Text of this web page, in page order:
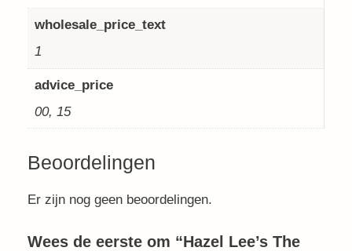
wholesale_price_text
1
advice_price
00, 15
Beoordelingen
Er zijn nog geen beoordelingen.
Wees de eerste om “Hazel Lee’s The